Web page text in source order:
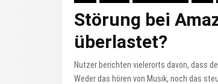
Störung bei
überlastet?
Nutzer berichten vielerorts davon, dass
Weder das hören von Musik, noch das